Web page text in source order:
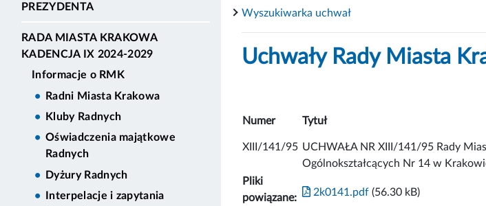
PREZYDENTA
RADA MIASTA KRAKOWA
KADENCJA IX 2024-2029
Informacje o RMK
Radni Miasta Krakowa
Kluby Radnych
Oświadczenia majątkowe
Radnych
Dyżury Radnych
Interpelacje i zapytania
Wyszukiwarka uchwał
Uchwały Rady Miasta
Numer Tytuł
XIII/141/95 UCHWAŁA NR XIII/141/95 Rady
Ogólnokształcących Nr 14 w
Pliki
powiązane:
2k0141.pdf (56.30 kB)